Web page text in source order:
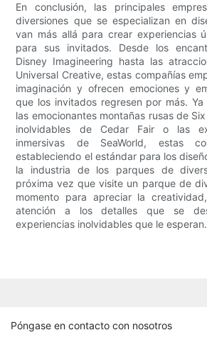
En conclusión, las principales
diversiones que se especializan en
van más allá para crear experiencias
para sus invitados. Desde los
Disney Imagineering hasta las
Universal Creative, estas compañías
imaginación y ofrecen emociones y
que los invitados regresen por más.
las emocionantes montañas rusas de
inolvidables de Cedar Fair o las
inmersivas de SeaWorld, estas
estableciendo el estándar para los
la industria de los parques de
próxima vez que visite un parque de
momento para apreciar la
atención a los detalles que se
experiencias inolvidables que le esperan.
Póngase en contacto con nosotros